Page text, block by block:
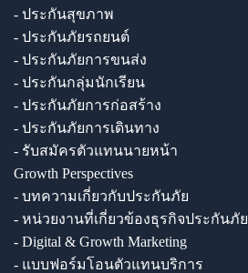
- ประกันสุขภาพ
- ประกันภัยรถยนต์
- ประกันภัยการขนส่ง
- ประกันกลุ่มนักเรียน
- ประกันภัยการก่อสร้าง
- ประกันภัยการเดินทาง
- รับสมัครตัวแทนนายหน้า
Growth Perspectives
- บทความเกี่ยวกับประกันภัย
- หน่วยงานที่เกี่ยวข้องธุรกิจประกันภัย
- Digital & Growth Marketing
- แบบฟอร์มโอนตัวแทนบริการ